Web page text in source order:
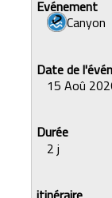
Canyon
15 Aoû
2 j